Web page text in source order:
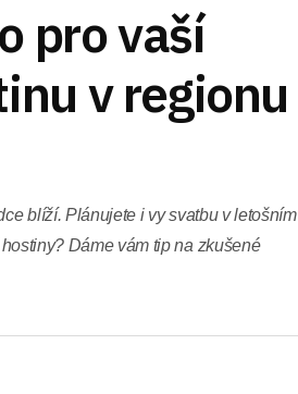
pro vaší
v regionu
blíží. Plánujete i vy svatbu v letošním
Dáme vám tip na zkušené